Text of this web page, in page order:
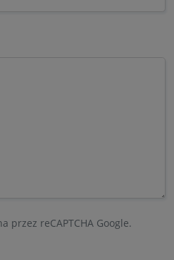
przez reCAPTCHA Google.